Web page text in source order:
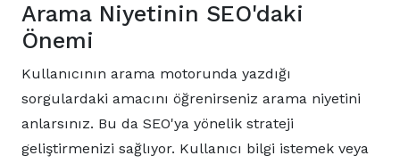
Arama Niyetinin SEO'daki
Önemi
Kullanıcının arama motorunda yazdığı
sorgulardaki amacını öğrenirseniz arama niyetini
anlarsınız. Bu da SEO'ya yönelik strateji
geliştirmenizi sağlıyor. Kullanıcı bilgi istemek veya